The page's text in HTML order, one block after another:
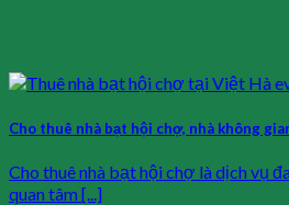
Cho thuê nhà bạt hội chợ, nhà không
Cho thuê nhà bạt hội chợ là dịch vụ
quan tâm [...]